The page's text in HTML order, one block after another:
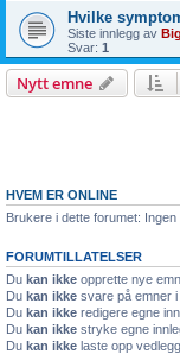
Hvilke
Siste innlegg av
Svar: 1
Nytt emne
HVEM ER ONLINE
Brukere i dette forumet:
FORUMTILLATELSER
Du kan ikke opprette nye
Du kan ikke svare på emner
Du kan ikke redigere egne
Du kan ikke stryke egne
Du kan ikke laste opp